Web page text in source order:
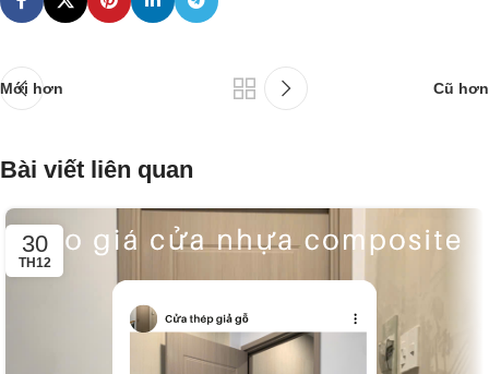
Mới hơn Cũ hơn
Bài viết liên quan
30
TH12